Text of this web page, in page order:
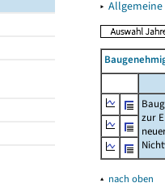
▸
zur
▴ nach oben